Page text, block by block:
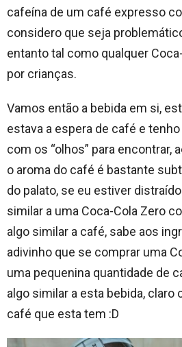
cafeína de um café expresso
considero que seja
entanto tal como qualquer
por crianças.
Vamos então a bebida em si,
estava a espera de café e
com os “olhos” para encontrar,
o aroma do café é bastante
do palato, se eu estiver
similar a uma Coca-Cola Zero
algo similar a café, sabe aos
adivinho que se comprar uma
uma pequenina quantidade de
algo similar a esta bebida,
café que esta tem :D